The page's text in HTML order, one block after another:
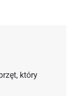
który